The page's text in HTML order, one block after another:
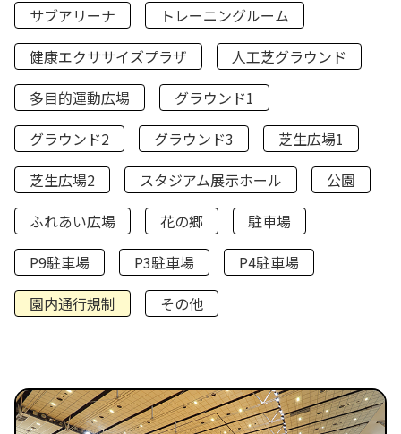
サブアリーナ
トレーニングルーム
健康エクササイズプラザ
人工芝グラウンド
多目的運動広場
グラウンド1
グラウンド2
グラウンド3
芝生広場1
芝生広場2
スタジアム展示ホール
公園
ふれあい広場
花の郷
駐車場
P9駐車場
P3駐車場
P4駐車場
園内通行規制
その他